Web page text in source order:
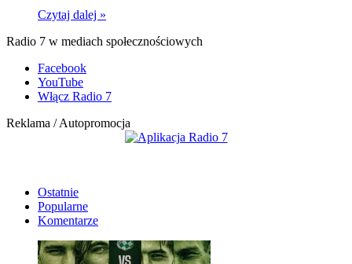
Czytaj dalej »
Radio 7 w mediach społecznościowych
Facebook
YouTube
Włącz Radio 7
Reklama / Autopromocja
Ostatnie
Popularne
Komentarze